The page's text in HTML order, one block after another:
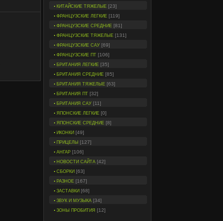
КИТАЙСКИЕ ТЯЖЕЛЫЕ [23]
ФРАНЦУЗСКИЕ ЛЕГКИЕ [119]
ФРАНЦУЗСКИЕ СРЕДНИЕ [81]
ФРАНЦУЗСКИЕ ТЯЖЕЛЫЕ [131]
ФРАНЦУЗСКИЕ САУ [69]
ФРАНЦУЗСКИЕ ПТ [106]
БРИТАНИЯ ЛЕГКИЕ [35]
БРИТАНИЯ СРЕДНИЕ [85]
БРИТАНИЯ ТЯЖЕЛЫЕ [63]
БРИТАНИЯ ПТ [32]
БРИТАНИЯ САУ [11]
ЯПОНСКИЕ ЛЕГКИЕ [0]
ЯПОНСКИЕ СРЕДНИЕ [8]
ИКОНКИ [49]
ПРИЦЕЛЫ [127]
АНГАР [106]
НОВОСТИ САЙТА [42]
СБОРКИ [63]
РАЗНОЕ [167]
ЗАСТАВКИ [68]
ЗВУК И МУЗЫКА [34]
ЗОНЫ ПРОБИТИЯ [12]